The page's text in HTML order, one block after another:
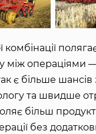
комбінації
між операціями
є більше
та швидше
більш
без